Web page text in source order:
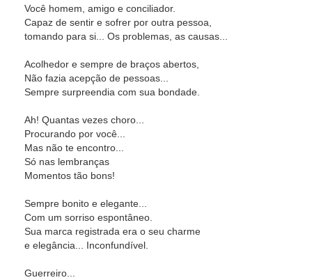
Você homem, amigo e conciliador.
Capaz de sentir e sofrer por outra pessoa,
tomando para si... Os problemas, as causas...
Acolhedor e sempre de braços abertos,
Não fazia acepção de pessoas...
Sempre surpreendia com sua bondade.
Ah! Quantas vezes choro...
Procurando por você...
Mas não te encontro...
Só nas lembranças
Momentos tão bons!
Sempre bonito e elegante...
Com um sorriso espontâneo.
Sua marca registrada era o seu charme
e elegância... Inconfundível.
Guerreiro...